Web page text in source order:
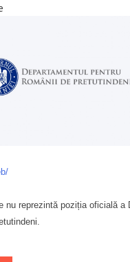
nu reprezintă poziția oficială a